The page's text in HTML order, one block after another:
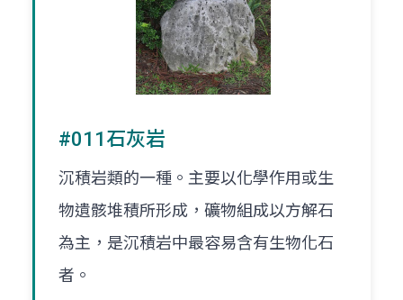
#011石灰岩
沉積岩類的一種。主要以化學作用或生
物遺骸堆積所形成，礦物組成以方解石
為主，是沉積岩中最容易含有生物化石
者。